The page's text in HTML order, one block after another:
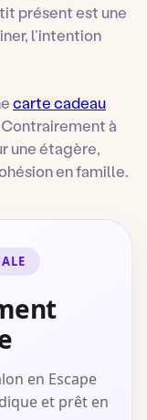
présent est une
l’intention
carte cadeau
à
une étagère,
en famille.
en Escape
et prêt en